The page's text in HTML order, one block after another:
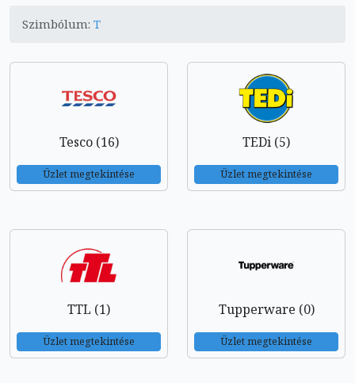
Szimbólum: T
Tesco (16)
Üzlet megtekintése
TEDi (5)
Üzlet megtekintése
TTL (1)
Üzlet megtekintése
Tupperware (0)
Üzlet megtekintése